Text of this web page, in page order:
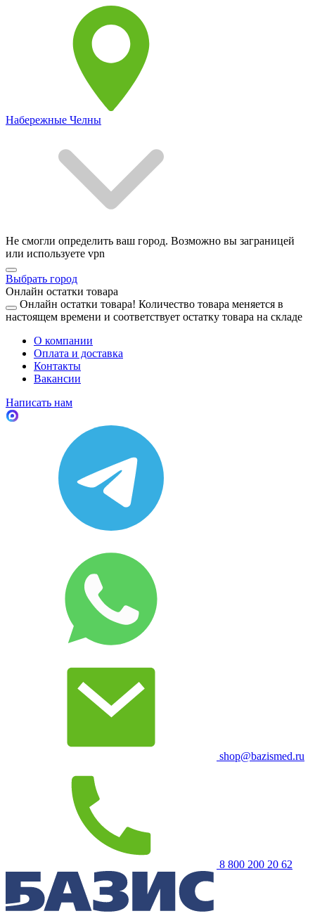
Набережные Челны
Не смогли определить ваш город. Возможно вы заграницей
или используете vpn
Выбрать город
Онлайн остатки товара
Онлайн остатки товара! Количество товара меняется в
настоящем времени и соответствует остатку товара на складе
О компании
Оплата и доставка
Контакты
Вакансии
Написать нам
shop@bazismed.ru
8 800 200 20 62